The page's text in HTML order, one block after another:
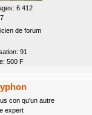
6.412
de forum
91
500 F
con qu'un autre
expert